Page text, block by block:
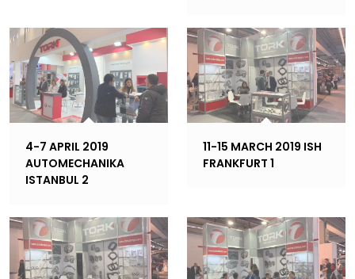
4-7 APRIL 2019
AUTOMECHANIKA
ISTANBUL 2
11-15 MARCH 2019 ISH
FRANKFURT 1